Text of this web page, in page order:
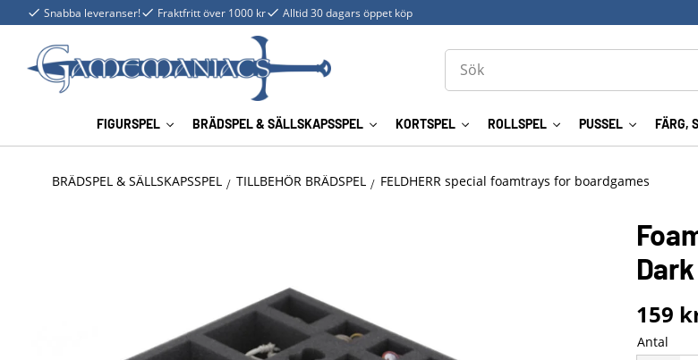
Snabba leveranser! Fraktfritt över 1000 kr Alltid 30 dagars öppet köp
FIGURSPEL BRÄDSPEL & SÄLLSKAPSSPEL KORTSPEL ROLLSPEL PUSSEL FÄRG,
BRÄDSPEL & SÄLLSKAPSSPEL TILLBEHÖR BRÄDSPEL FELDHERR special foamtrays for boardgames
159
Antal